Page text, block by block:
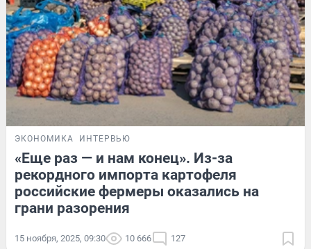
ЭКОНОМИКА ИНТЕРВЬЮ
«Еще раз — и нам конец». Из-за
рекордного импорта картофеля
российские фермеры оказались на
грани разорения
15 ноября, 2025, 09:30 10 666 127